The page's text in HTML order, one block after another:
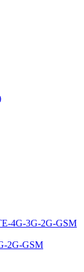
4G-3G-2G-GSM
2G-GSM